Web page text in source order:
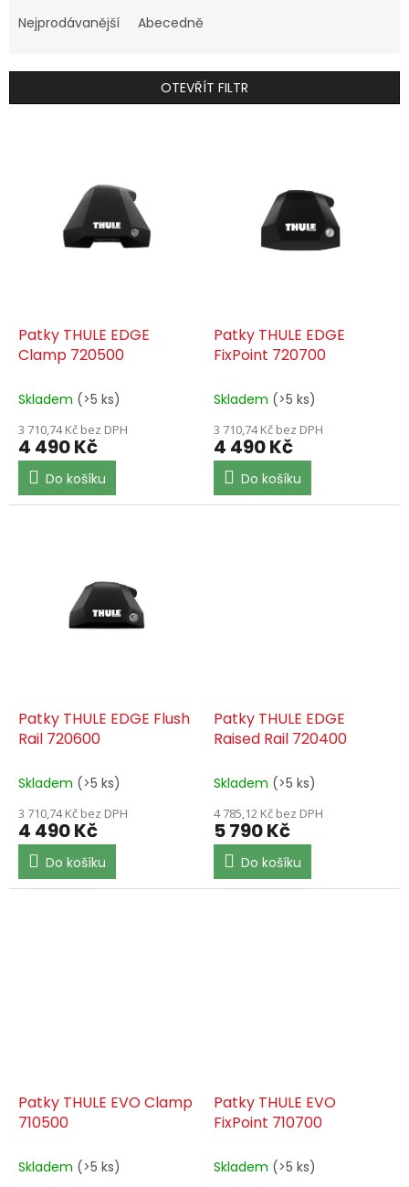
e
í
r
Nejprodávanější
Abecedně
OTEVŘÍT FILTR
Patky THULE EDGE
Clamp 720500
Skladem (>5 ks)
3 710,74 Kč bez DPH
4 490 Kč
Do košíku
Patky THULE EDGE
FixPoint 720700
Skladem (>5 ks)
3 710,74 Kč bez DPH
4 490 Kč
Do košíku
Patky THULE EDGE Flush
Rail 720600
Skladem (>5 ks)
3 710,74 Kč bez DPH
4 490 Kč
Do košíku
Patky THULE EDGE
Raised Rail 720400
Skladem (>5 ks)
4 785,12 Kč bez DPH
5 790 Kč
Do košíku
Patky THULE EVO Clamp
710500
Skladem (>5 ks)
Patky THULE EVO
FixPoint 710700
Skladem (>5 ks)